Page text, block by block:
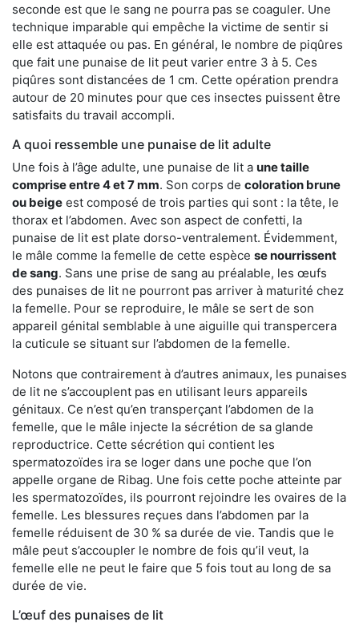
seconde est que le sang ne pourra pas se coaguler. Une
technique imparable qui empêche la victime de sentir si
elle est attaquée ou pas. En général, le nombre de piqûres
que fait une punaise de lit peut varier entre 3 à 5. Ces
piqûres sont distancées de 1 cm. Cette opération prendra
autour de 20 minutes pour que ces insectes puissent être
satisfaits du travail accompli.
A quoi ressemble une punaise de lit adulte
Une fois à l’âge adulte, une punaise de lit a une taille
comprise entre 4 et 7 mm. Son corps de coloration brune
ou beige est composé de trois parties qui sont : la tête, le
thorax et l’abdomen. Avec son aspect de confetti, la
punaise de lit est plate dorso-ventralement. Évidemment,
le mâle comme la femelle de cette espèce se nourrissent
de sang. Sans une prise de sang au préalable, les œufs
des punaises de lit ne pourront pas arriver à maturité chez
la femelle. Pour se reproduire, le mâle se sert de son
appareil génital semblable à une aiguille qui transpercera
la cuticule se situant sur l’abdomen de la femelle.
Notons que contrairement à d’autres animaux, les punaises
de lit ne s’accouplent pas en utilisant leurs appareils
génitaux. Ce n’est qu’en transperçant l’abdomen de la
femelle, que le mâle injecte la sécrétion de sa glande
reproductrice. Cette sécrétion qui contient les
spermatozoïdes ira se loger dans une poche que l’on
appelle organe de Ribag. Une fois cette poche atteinte par
les spermatozoïdes, ils pourront rejoindre les ovaires de la
femelle. Les blessures reçues dans l’abdomen par la
femelle réduisent de 30 % sa durée de vie. Tandis que le
mâle peut s’accoupler le nombre de fois qu’il veut, la
femelle elle ne peut le faire que 5 fois tout au long de sa
durée de vie.
L’œuf des punaises de lit